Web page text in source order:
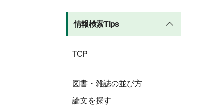
情報検索Tips
TOP
図書・雑誌の並び方
論文を探す